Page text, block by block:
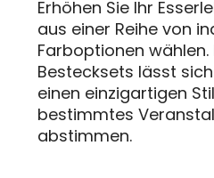
Erhöhen Sie Ihr
aus einer Reihe von
Farboptionen wählen.
Bestecksets lässt
einen einzigartigen
bestimmtes
abstimmen.